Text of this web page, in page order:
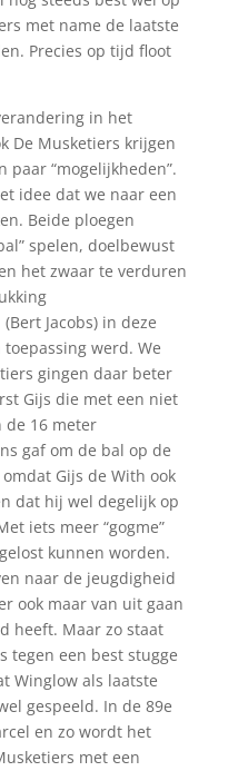
met name de laatste
Precies op tijd floot
in het
De Musketiers krijgen
paar “mogelijkheden”.
idee dat we naar een
Beide ploegen
spelen, doelbewust
het zwaar te verduren
Jacobs) in deze
werd. We
gingen daar beter
Gijs die met een niet
de 16 meter
gaf om de bal op de
Gijs de With ook
dat hij wel degelijk op
iets meer “gogme”
kunnen worden.
naar de jeugdigheid
ook maar van uit gaan
heeft. Maar zo staat
tegen een best stugge
Winglow als laatste
gespeeld. In de 89e
en zo wordt het
met een